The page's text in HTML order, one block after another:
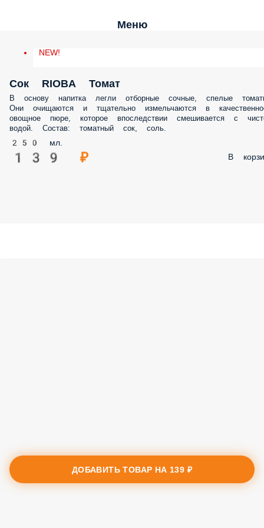
Меню
NEW!
Сок RIOBA Томат
В основу напитка легли отборные сочные, спелые
Они очищаются и тщательно измельчаются в
овощное пюре, которое впоследствии смешивается с
водой. Состав: томатный сок, соль.
250 мл.
139 ₽ В
ДОБАВИТЬ ТОВАР НА 139 ₽